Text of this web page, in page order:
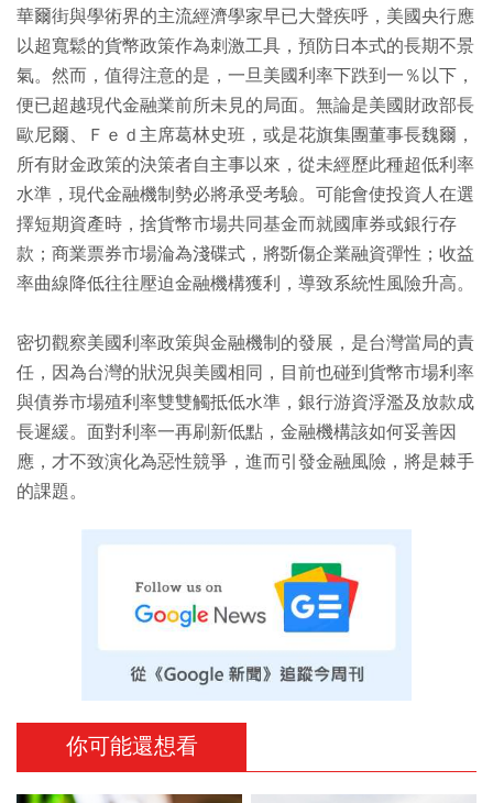
華爾街與學術界的主流經濟學家早已大聲疾呼，美國央行應
以超寬鬆的貨幣政策作為刺激工具，預防日本式的長期不景
氣。然而，值得注意的是，一旦美國利率下跌到一％以下，
便已超越現代金融業前所未見的局面。無論是美國財政部長
歐尼爾、Ｆｅｄ主席葛林史班，或是花旗集團董事長魏爾，
所有財金政策的決策者自主事以來，從未經歷此種超低利率
水準，現代金融機制勢必將承受考驗。可能會使投資人在選
擇短期資產時，捨貨幣市場共同基金而就國庫券或銀行存
款；商業票券市場淪為淺碟式，將斲傷企業融資彈性；收益
率曲線降低往往壓迫金融機構獲利，導致系統性風險升高。
密切觀察美國利率政策與金融機制的發展，是台灣當局的責
任，因為台灣的狀況與美國相同，目前也碰到貨幣市場利率
與債券市場殖利率雙雙觸抵低水準，銀行游資浮濫及放款成
長遲緩。面對利率一再刷新低點，金融機構該如何妥善因
應，才不致演化為惡性競爭，進而引發金融風險，將是棘手
的課題。
你可能還想看